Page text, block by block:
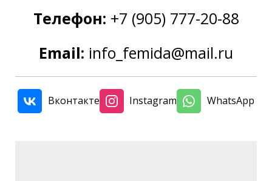
Телефон: +7 (905) 777-20-88
Email: info_femida@mail.ru
Вконтакте Instagram WhatsApp